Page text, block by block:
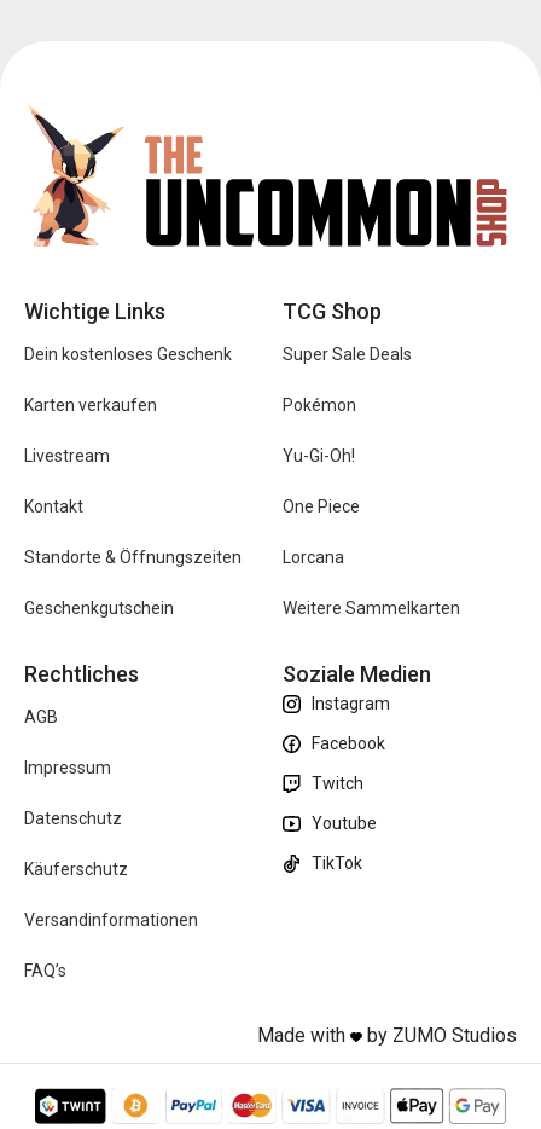
Wichtige Links
Dein kostenloses Geschenk
Karten verkaufen
Livestream
Kontakt
Standorte & Öffnungszeiten
Geschenkgutschein
TCG Shop
Super Sale Deals
Pokémon
Yu-Gi-Oh!
One Piece
Lorcana
Weitere Sammelkarten
Rechtliches
AGB
Impressum
Datenschutz
Käuferschutz
Versandinformationen
FAQ’s
Soziale Medien
Instagram
Facebook
Twitch
Youtube
TikTok
Made with by ZUMO Studios